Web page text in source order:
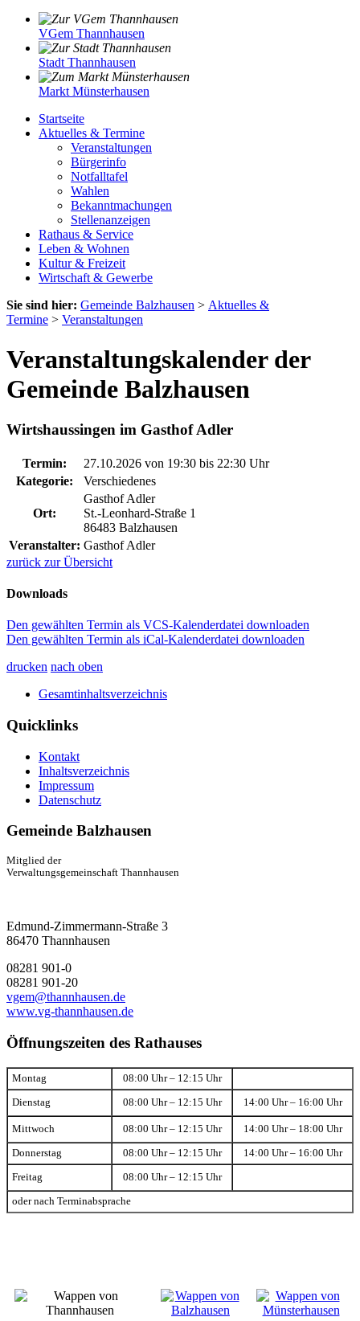
VGem Thannhausen
Stadt Thannhausen
Markt Münsterhausen
Startseite
Aktuelles & Termine
Veranstaltungen
Bürgerinfo
Notfalltafel
Wahlen
Bekanntmachungen
Stellenanzeigen
Rathaus & Service
Leben & Wohnen
Kultur & Freizeit
Wirtschaft & Gewerbe
Sie sind hier: Gemeinde Balzhausen > Aktuelles &
Termine > Veranstaltungen
Veranstaltungskalender der
Gemeinde Balzhausen
Wirtshaussingen im Gasthof Adler
Termin: 27.10.2026 von 19:30 bis 22:30 Uhr
Kategorie:
Verschiedenes
Ort:
Gasthof Adler
St.-Leonhard-Straße 1
86483 Balzhausen
Veranstalter: Gasthof Adler
zurück zur Übersicht
Downloads
Den gewählten Termin als VCS-Kalenderdatei downloaden
Den gewählten Termin als iCal-Kalenderdatei downloaden
drucken nach oben
Gesamtinhaltsverzeichnis
Quicklinks
Kontakt
Inhaltsverzeichnis
Impressum
Datenschutz
Gemeinde Balzhausen
Mitglied der
Verwaltungsgemeinschaft Thannhausen
Edmund-Zimmermann-Straße 3
86470 Thannhausen
08281 901-0
08281 901-20
vgem@thannhausen.de
www.vg-thannhausen.de
Öffnungszeiten des Rathauses
Montag 08:00 Uhr – 12:15 Uhr
Dienstag 08:00 Uhr – 12:15 Uhr 14:00 Uhr – 16:00 Uhr
Mittwoch 08:00 Uhr – 12:15 Uhr 14:00 Uhr – 18:00 Uhr
Donnerstag 08:00 Uhr – 12:15 Uhr 14:00 Uhr – 16:00 Uhr
Freitag 08:00 Uhr – 12:15 Uhr
oder nach Terminabsprache